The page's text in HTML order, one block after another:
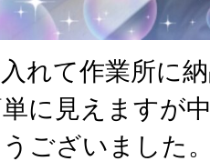
れて作業所に
に見えますが
ございました